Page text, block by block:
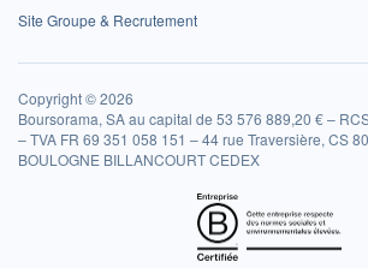
Site Groupe & Recrutement
Copyright © 2026
Boursorama, SA au capital de 53 576 889,20 € –
– TVA FR 69 351 058 151 – 44 rue Traversière, CS
BOULOGNE BILLANCOURT CEDEX